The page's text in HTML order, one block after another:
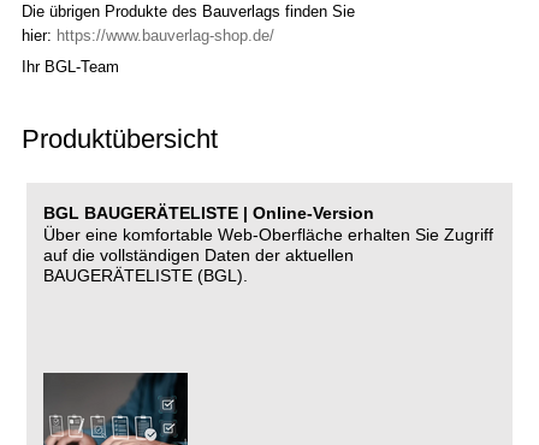
Die übrigen Produkte des Bauverlags finden Sie
hier: https://www.bauverlag-shop.de/
Ihr BGL-Team
Produktübersicht
BGL BAUGERÄTELISTE | Online-Version
Über eine komfortable Web-Oberfläche erhalten Sie Zugriff
auf die vollständigen Daten der aktuellen
BAUGERÄTELISTE (BGL).